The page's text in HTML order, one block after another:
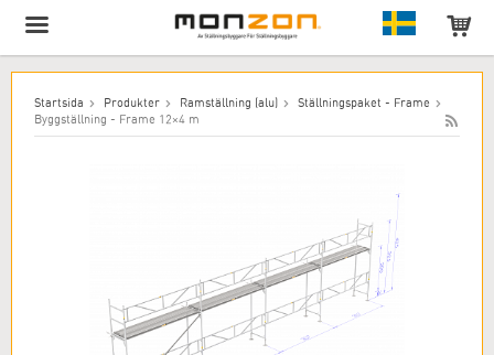
Produkten har lagts till i varukorgen!
Startsida Produkter Ramställning (alu)
Ställningspaket - Frame
Byggställning - Frame 12×4 m